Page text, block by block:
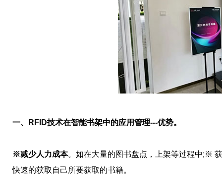
一、RFID技术在智能书架中的应用管理---优势。
※减少人力成本。如在大量的图书盘点，上架等过程中;※
快速的获取自己所要获取的书籍。